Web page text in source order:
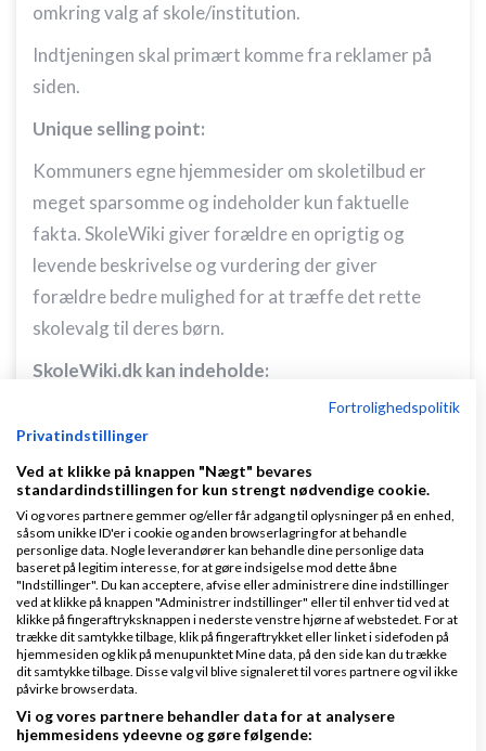
omkring valg af skole/institution.
Indtjeningen skal primært komme fra reklamer på
siden.
Unique selling point:
Kommuners egne hjemmesider om skoletilbud er
meget sparsomme og indeholder kun faktuelle
fakta. SkoleWiki giver forældre en oprigtig og
levende beskrivelse og vurdering der giver
forældre bedre mulighed for at træffe det rette
skolevalg til deres børn.
SkoleWiki.dk kan indeholde:
Søgning på skoler: geografi, vurdering,
skoleretning, sprog mm.
Vurderinger/beskrivelser af alle skoler med
billeder
Kontaktinformationer til skolerne/skrive
besked/mail til skolen direkte fra siden
Lovstof om skoleskifte osv.
Linkstil offentlige/kommunale hjemmesider
Til at logge ind kan det måske integreres med
og det kan måske sørge for at folk holder
en god tone og er mere saglige.
Fortrolighedspolitik
Privatindstillinger
Ved at klikke på knappen "Nægt" bevares
standardindstillingen for kun strengt nødvendige cookie.
Vi og vores partnere gemmer og/eller får adgang til oplysninger på en enhed,
såsom unikke ID'er i cookie og anden browserlagring for at behandle
personlige data. Nogle leverandører kan behandle dine personlige data
baseret på legitim interesse, for at gøre indsigelse mod dette åbne
"Indstillinger". Du kan acceptere, afvise eller administrere dine indstillinger
ved at klikke på knappen "Administrer indstillinger" eller til enhver tid ved at
klikke på fingeraftryksknappen i nederste venstre hjørne af webstedet. For at
trække dit samtykke tilbage, klik på fingeraftrykket eller linket i sidefoden på
hjemmesiden og klik på menupunktet Mine data, på den side kan du trække
dit samtykke tilbage. Disse valg vil blive signaleret til vores partnere og vil ikke
påvirke browserdata.
Vi og vores partnere behandler data for at analysere
hjemmesidens ydeevne og gøre følgende: